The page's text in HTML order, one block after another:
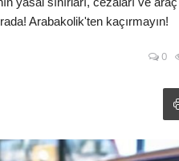
Arabakolik'ten kaçırmayın!
0